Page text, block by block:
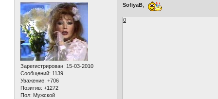
Зарегистрирован: 15-03-2010
Сообщений: 1139
Уважение: +706
Позитив: +1272
Пол: Мужской
SofiyaB,
0